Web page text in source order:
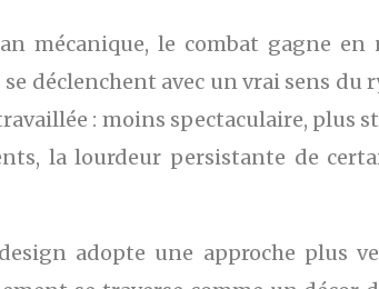
mécanique, le combat gagne en
se déclenchent avec un vrai sens
: moins spectaculaire, plus
la lourdeur persistante de
adopte une approche plus